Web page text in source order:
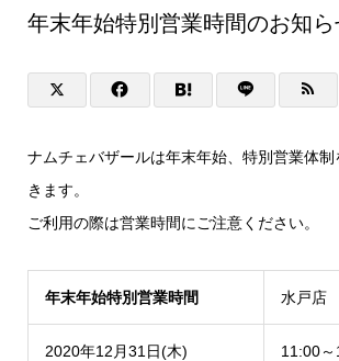
年末年始特別営業時間のお知ら
ナムチェバザールは年末年始、特別営業体
きます。
ご利用の際は営業時間にご注意ください。
年末年始特別営業時間 水戸店
2020年12月31日(木) 11:00